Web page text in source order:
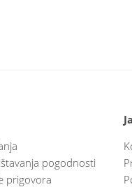
pogodnosti
prigovora